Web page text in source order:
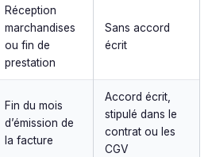
Réception
marchandises
ou fin de
prestation
Sans accord
écrit
Fin du mois
d’émission de
la facture
Accord écrit,
stipulé dans le
contrat ou les
CGV